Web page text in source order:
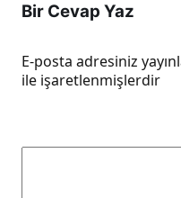
Bir Cevap Yaz
E-posta adresiniz
ile işaretlenmişlerdir